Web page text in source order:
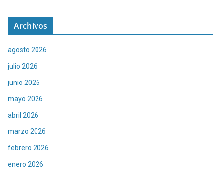
Archivos
agosto 2026
julio 2026
junio 2026
mayo 2026
abril 2026
marzo 2026
febrero 2026
enero 2026